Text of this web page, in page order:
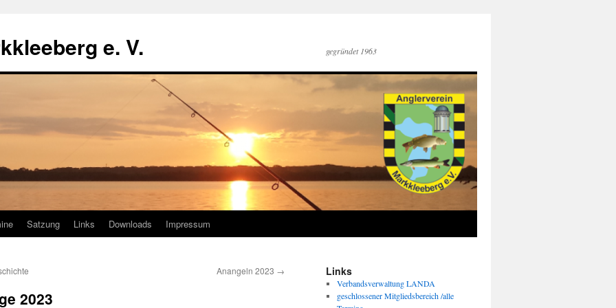
e. V. gegründet 1963
Satzung Links Downloads Impressum
Anangeln 2023 →
2023
Links
Verbandsverwaltung LANDA
geschlossener Mitgliedsbereich /alle